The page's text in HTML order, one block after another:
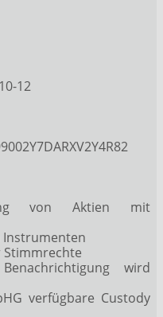
12
von Aktien mit
Instrumenten
Stimmrechte
wird
verfügbare Custody